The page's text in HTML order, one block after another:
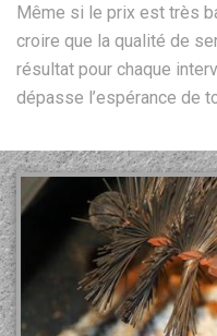
Même si le prix est très
croire que la qualité de
résultat pour chaque
dépasse l’espérance de